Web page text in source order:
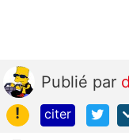
Publié par
!
citer